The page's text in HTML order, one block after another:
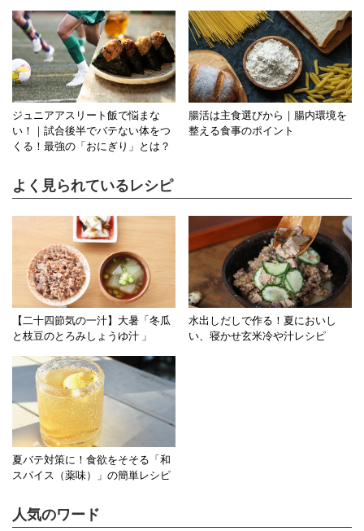
ジュニアアスリート飯で悩まな
い！｜試合後半でバテない体をつ
くる！最強の「おにぎり」とは？
腸活は主食選びから｜腸内環境を
整える食事のポイント
よく見られているレシピ
【二十四節気の一汁】大暑「冬瓜
と枝豆のとろみしょうゆ汁 」
水出しだしで作る！夏においし
い、寝かせ玄米冷や汁レシピ
夏バテ対策に！食欲をそそる「和
スパイス（薬味）」の簡単レシピ
人気のワード